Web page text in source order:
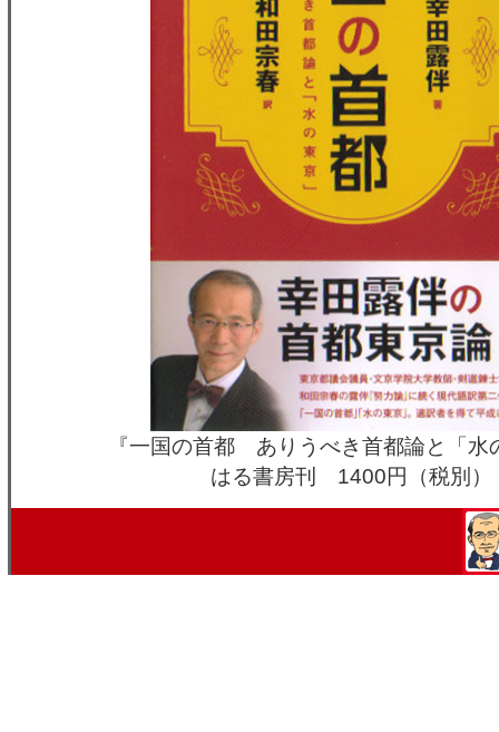
『一国の首都 ありうべき首都論と「水
はる書房刊 1400円（税別）